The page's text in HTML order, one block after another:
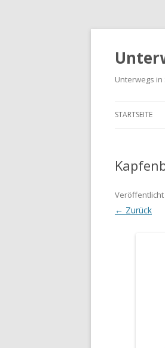
Unterwegs
STARTSEITE
Veröffentlicht
← Zurück